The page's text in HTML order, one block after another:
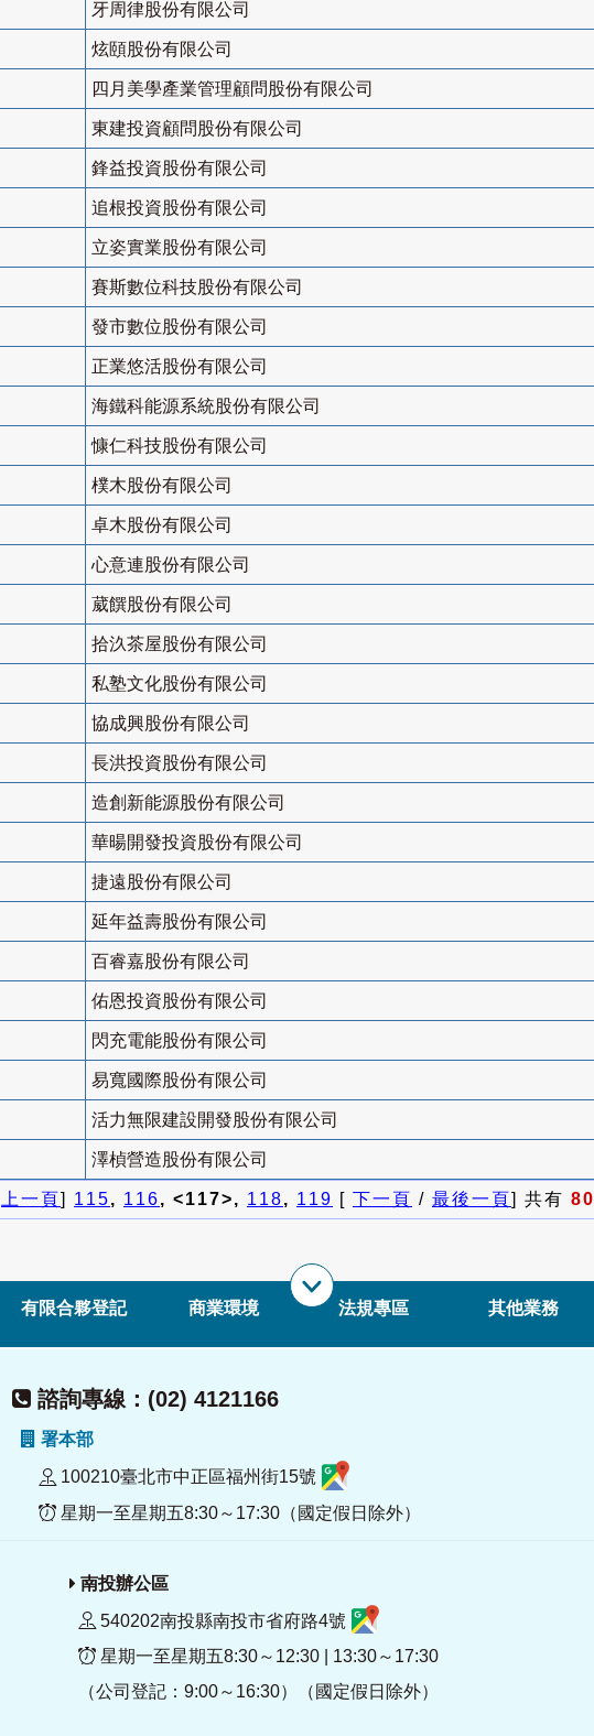
牙周律股份有限公司
炫頤股份有限公司
四月美學產業管理顧問股份有限公司
東建投資顧問股份有限公司
鋒益投資股份有限公司
追根投資股份有限公司
立姿實業股份有限公司
賽斯數位科技股份有限公司
發市數位股份有限公司
正業悠活股份有限公司
海鐵科能源系統股份有限公司
慷仁科技股份有限公司
樸木股份有限公司
卓木股份有限公司
心意連股份有限公司
葳饌股份有限公司
拾汣茶屋股份有限公司
私塾文化股份有限公司
協成興股份有限公司
長洪投資股份有限公司
造創新能源股份有限公司
華暘開發投資股份有限公司
捷遠股份有限公司
延年益壽股份有限公司
百睿嘉股份有限公司
佑恩投資股份有限公司
閃充電能股份有限公司
易寬國際股份有限公司
活力無限建設開發股份有限公司
澤楨營造股份有限公司
上一頁] 115, 116, <117>, 118, 119 [ 下一頁 / 最後一頁] 共有
有限合夥登記 商業環境 法規專區 其他業務
諮詢專線：(02) 4121166
署本部
100210臺北市中正區福州街15號
星期一至星期五8:30～17:30（國定假日除外）
南投辦公區
540202南投縣南投市省府路4號
星期一至星期五8:30～12:30 | 13:30～17:30
（公司登記：9:00～16:30）（國定假日除外）